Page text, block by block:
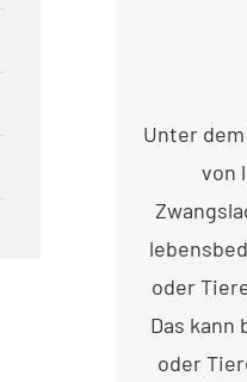
Unter
von
oder
Das kann
oder